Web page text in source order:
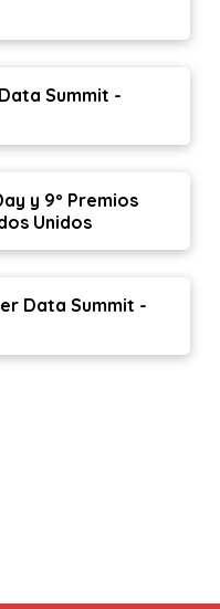
Summit -
y 9º Premios
Unidos
Data Summit -